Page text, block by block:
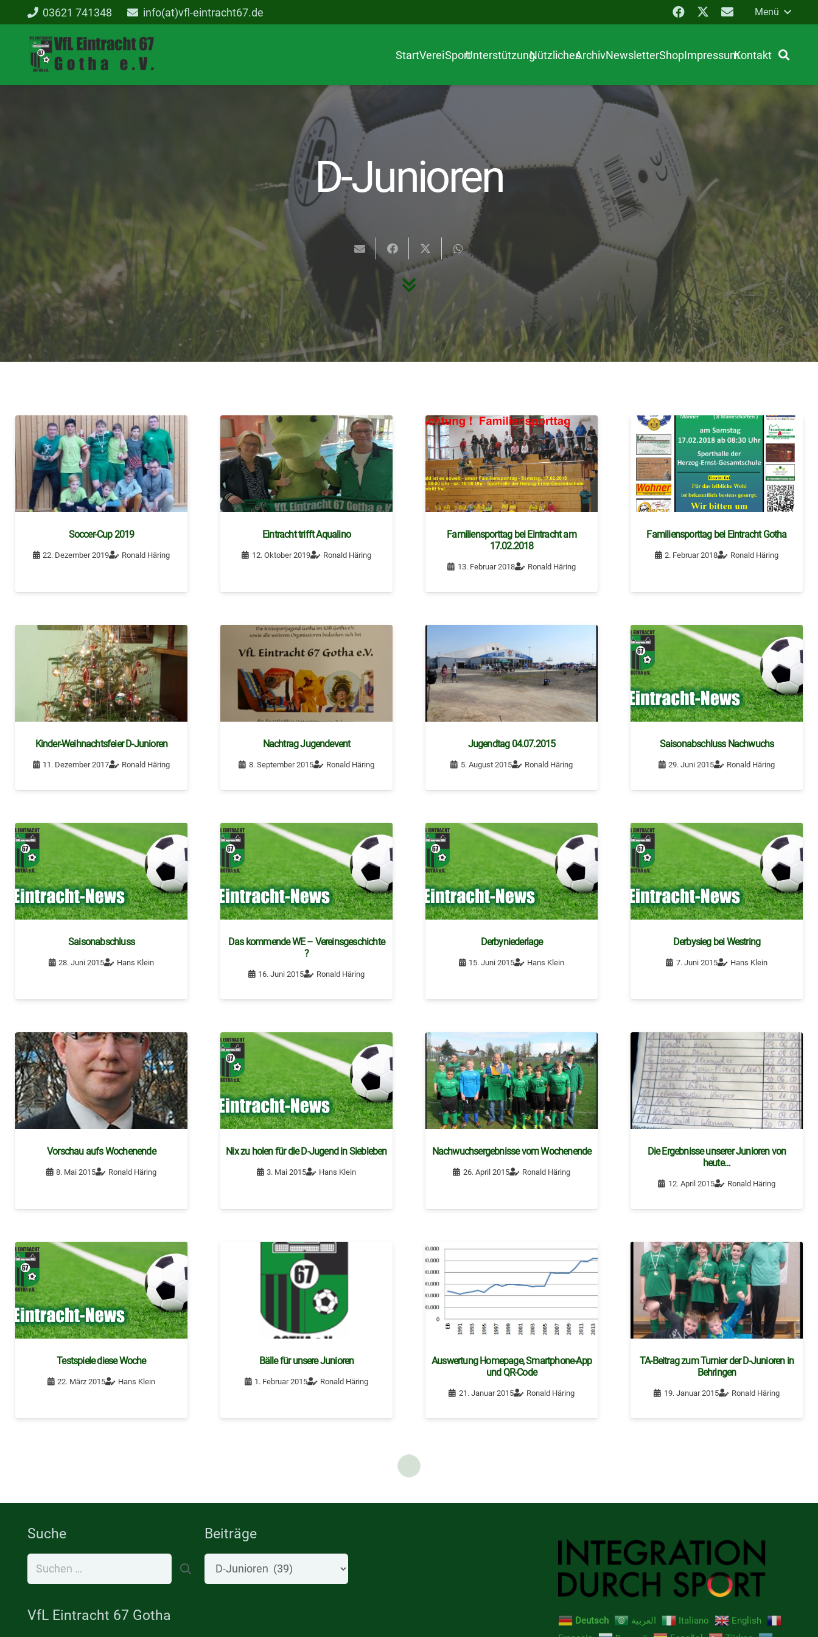
03621 741348 info(at)vfl-eintracht67.de Menü
StartVereinSportUnterstützungNützlichesArchivNewsletterShopImpressumKontakt
D-Junioren
Soccer-Cup 2019
22. Dezember 2019 Ronald Häring
Eintracht trifft Aqualino
12. Oktober 2019 Ronald Häring
Familiensporttag bei Eintracht am
17.02.2018
13. Februar 2018 Ronald Häring
Familiensporttag bei Eintracht Gotha
2. Februar 2018 Ronald Häring
Kinder-Weihnachtsfeier D-Junioren
11. Dezember 2017 Ronald Häring
Nachtrag Jugendevent
8. September 2015 Ronald Häring
Jugendtag 04.07.2015
5. August 2015 Ronald Häring
Saisonabschluss Nachwuchs
29. Juni 2015 Ronald Häring
Saisonabschluss
28. Juni 2015 Hans Klein
Das kommende WE – Vereinsgeschichte
?
16. Juni 2015 Ronald Häring
Derbyniederlage
15. Juni 2015 Hans Klein
Derbysieg bei Westring
7. Juni 2015 Hans Klein
Vorschau aufs Wochenende
8. Mai 2015 Ronald Häring
Nix zu holen für die D-Jugend in Siebleben
3. Mai 2015 Hans Klein
Nachwuchsergebnisse vom Wochenende
26. April 2015 Ronald Häring
Die Ergebnisse unserer Junioren von
heute…
12. April 2015 Ronald Häring
Testspiele diese Woche
22. März 2015 Hans Klein
Bälle für unsere Junioren
1. Februar 2015 Ronald Häring
Auswertung Homepage, Smartphone-App
und QR-Code
21. Januar 2015 Ronald Häring
TA-Beitrag zum Turnier der D-Junioren in
Behringen
19. Januar 2015 Ronald Häring
Suche
Suchen
nach:
VfL Eintracht 67 Gotha
Beiträge
Beiträge
Deutsch العربية Italiano
English